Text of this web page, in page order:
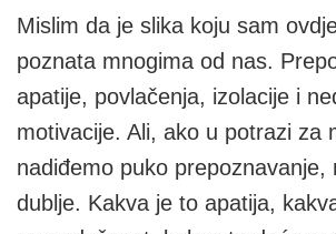
Mislim da je slika koju sam
poznata mnogima od nas.
apatije, povlačenja, izolacije i
motivacije. Ali, ako u potrazi za
nadiđemo puko prepoznavanje,
dublje. Kakva je to apatija,